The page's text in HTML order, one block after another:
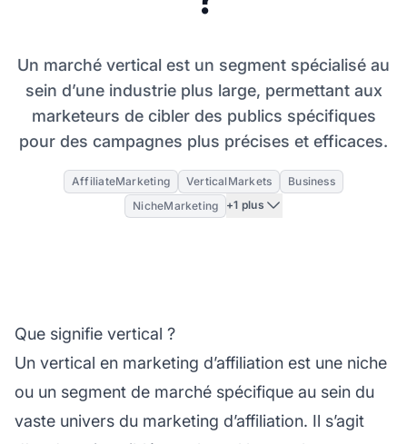
Un marché vertical est un segment spécialisé au
sein d’une industrie plus large, permettant aux
marketeurs de cibler des publics spécifiques
pour des campagnes plus précises et efficaces.
AffiliateMarketing VerticalMarkets
Business
NicheMarketing
+1 plus
Que signifie vertical ?
Un vertical en marketing d’affiliation est une niche
ou un segment de marché spécifique au sein du
vaste univers du marketing d’affiliation. Il s’agit